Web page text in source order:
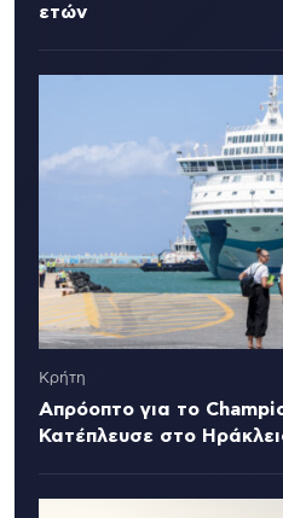
ετών
Κρήτη
Απρόοπτο για το
Κατέπλευσε στο